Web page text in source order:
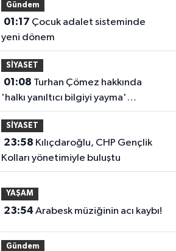
Gündem
01:17
yeni dönem
SİYASET
01:08
'halkı yanıltıcı bilgiyi yayma'
soruşturması
SİYASET
23:58
Kolları yönetimiyle buluştu
YAŞAM
23:54 Arabesk müziğinin acı kaybı!
Gündem